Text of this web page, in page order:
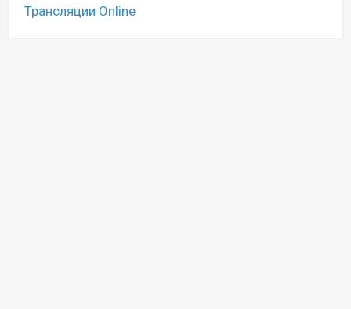
Трансляции Online